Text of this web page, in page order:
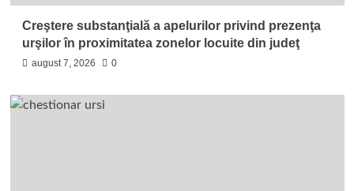
Creştere substanţială a apelurilor privind prezenţa
urşilor în proximitatea zonelor locuite din judeţ
august 7, 2026 0